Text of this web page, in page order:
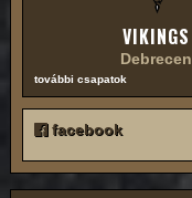
VIKINGS
Debrecen
további csapatok
facebook